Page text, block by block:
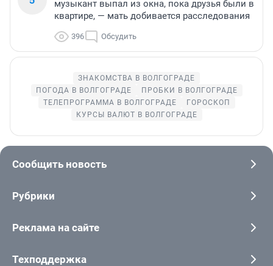
музыкант выпал из окна, пока друзья были в
квартире, — мать добивается расследования
396 Обсудить
ЗНАКОМСТВА В ВОЛГОГРАДЕ
ПОГОДА В ВОЛГОГРАДЕ
ПРОБКИ В ВОЛГОГРАДЕ
ТЕЛЕПРОГРАММА В ВОЛГОГРАДЕ
ГОРОСКОП
КУРСЫ ВАЛЮТ В ВОЛГОГРАДЕ
Сообщить новость
Рубрики
Реклама на сайте
Техподдержка